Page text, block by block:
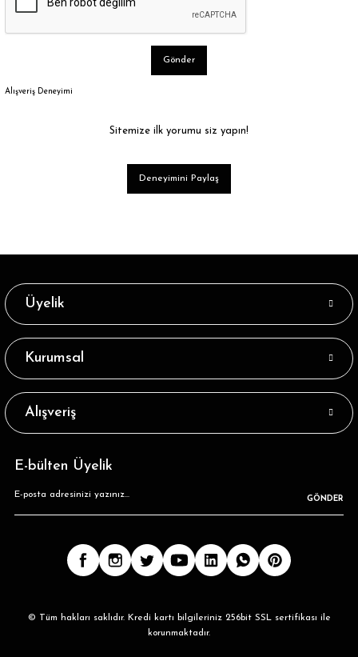
Gönder
Alışveriş Deneyimi
Sitemize ilk yorumu siz yapın!
Deneyimini Paylaş
Üyelik
Kurumsal
Alışveriş
E-bülten Üyelik
GÖNDER
© Tüm hakları saklıdır. Kredi kartı bilgileriniz 256bit SSL sertifikası ile
korunmaktadır.